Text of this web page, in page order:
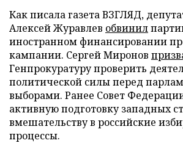
Как писала газета ВЗГЛЯД,
Алексей Журавлев обвинил
иностранном финансировании
кампании. Сергей Миронов
Генпрокуратуру проверить
политической силы перед
выборами. Ранее Совет
активную подготовку западных
вмешательству в российские
процессы.